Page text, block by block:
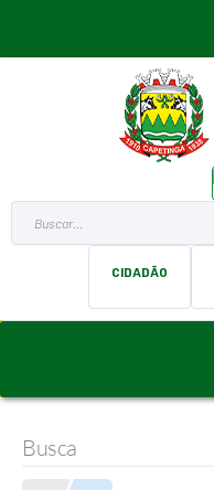
Buscar...
CIDADÃO
Busca